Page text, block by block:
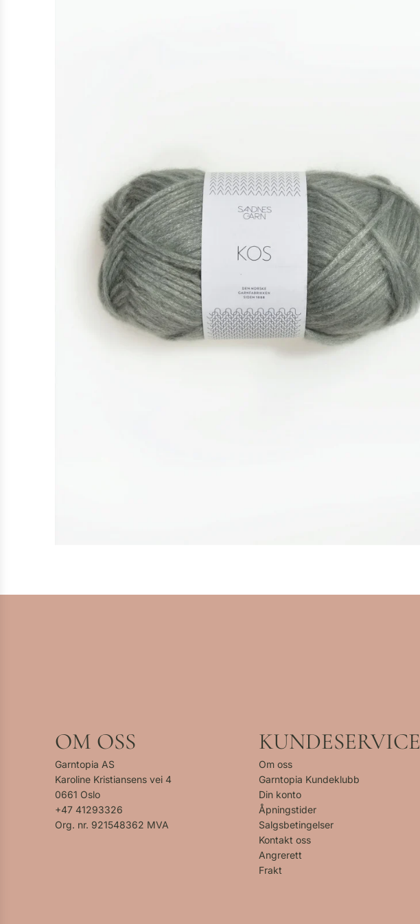
OM OSS
Garntopia AS
Karoline Kristiansens vei 4
0661 Oslo
+47 41293326
Org. nr. 921548362 MVA
KUNDESERVICE
Om oss
Garntopia Kundeklubb
Din konto
Åpningstider
Salgsbetingelser
Kontakt oss
Angrerett
Frakt